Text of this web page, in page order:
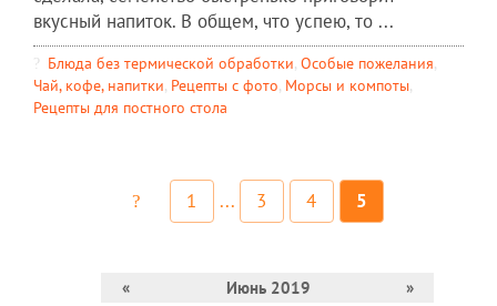
вкусный напиток. В общем, что успею, то ...
Блюда без термической обработки, Особые пожелания,
Чай, кофе, напитки, Рецепты c фото, Морсы и компоты,
Рецепты для постного стола
1 ... 3 4 5
« Июнь 2019
»